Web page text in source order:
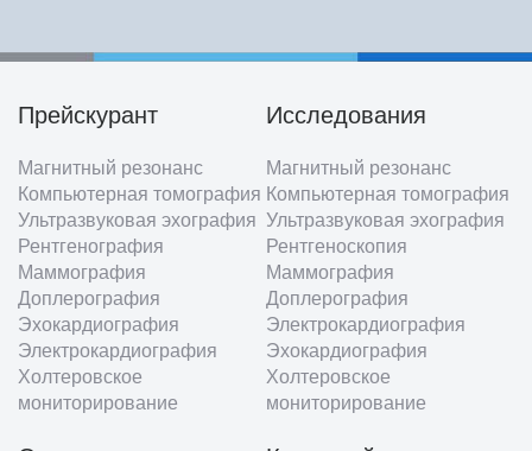
Footer
menu
Прейскурант
Магнитный резонанс
Компьютерная томография
Ультразвуковая эхография
Рентгенография
Маммография
Доплерография
Эхокардиография
Электрокардиография
Холтеровское
мониторирование
Исследования
Магнитный резонанс
Компьютерная томография
Ультразвуковая эхография
Рентгеноскопия
Маммография
Доплерография
Электрокардиография
Эхокардиография
Холтеровское
мониторирование